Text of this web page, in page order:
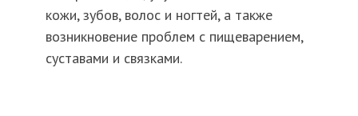
кожи, зубов, волос и ногтей, а также
возникновение проблем с пищеварением,
суставами и связками.